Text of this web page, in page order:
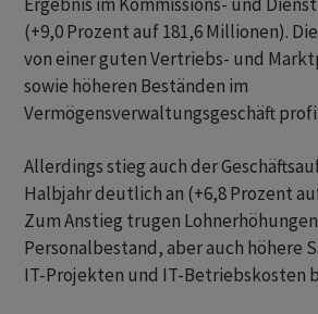
Ergebnis im Kommissions- und
(+9,0 Prozent auf 181,6 Millionen).
von einer guten Vertriebs- und
sowie höheren Beständen im
Vermögensverwaltungsgeschäft
Allerdings stieg auch der
Halbjahr deutlich an (+6,8 Prozent
Zum Anstieg trugen
Personalbestand, aber auch höhere
IT-Projekten und IT-Betriebskosten